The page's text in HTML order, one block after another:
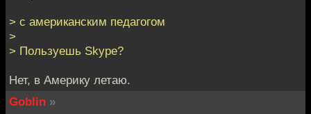
> с американским педагогом
>
> Пользуешь Skype?
Нет, в Америку летаю.
Goblin »